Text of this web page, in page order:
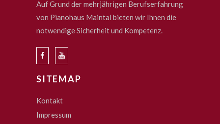
Auf Grund der mehrjährigen Berufserfahrung
von Pianohaus Maintal bieten wir Ihnen die
notwendige Sicherheit und Kompetenz.
SITEMAP
Kontakt
Impressum